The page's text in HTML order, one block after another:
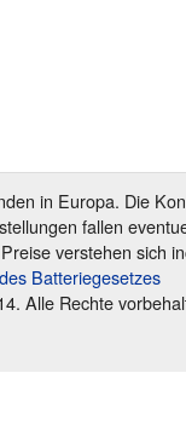
in Europa. Die
fallen
verstehen sich
Batteriegesetzes
Alle Rechte